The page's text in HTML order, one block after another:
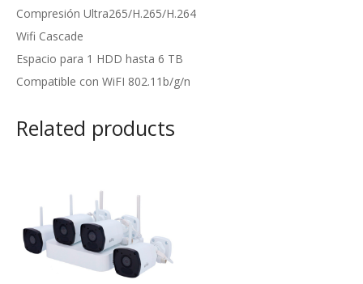
Compresión Ultra265/H.265/H.264
Wifi Cascade
Espacio para 1 HDD hasta 6 TB
Compatible con WiFI 802.11b/g/n
Related products